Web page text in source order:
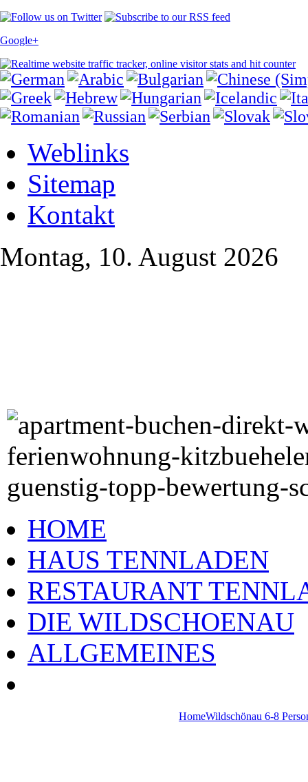
Google+
Weblinks
Sitemap
Kontakt
Montag, 10. August 2026
HOME
HAUS TENNLADEN
RESTAURANT
DIE WILDSCHOENAU
ALLGEMEINES
HomeWildschönau 6-8